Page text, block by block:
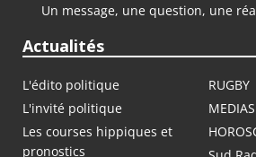
Un message, une question, une
Actualités
L'édito politique
RUGBY
L'invité politique
MEDIAS
Les courses hippiques et
pronostics